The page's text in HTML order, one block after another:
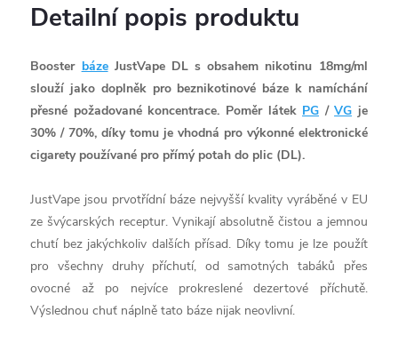
Detailní popis produktu
Booster bázeJustVape DL s obsahem nikotinu 18mg/ml
slouží jako doplněk pro beznikotinové báze k namíchání
přesné požadované koncentrace. Poměr látek PG /VG je
30% / 70%, díky tomu je vhodná pro výkonné elektronické
cigarety používané pro přímý potah do plic (DL).
JustVape jsou prvotřídní báze nejvyšší kvality vyráběné v EU
ze švýcarských receptur. Vynikají absolutně čistou a jemnou
chutí bez jakýchkoliv dalších přísad. Díky tomu je lze použít
pro všechny druhy příchutí, od samotných tabáků přes
ovocné až po nejvíce prokreslené dezertové příchutě.
Výslednou chuť náplně tato báze nijak neovlivní.